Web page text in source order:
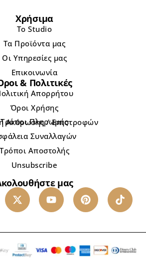
Χρήσιμα
Το Studio
Τα Προϊόντα μας
Οι Υπηρεσίες μας
Επικοινωνία
& Πολιτικές
Απορρήτου
Όροι Χρήσης
Ακύρωσης / Επιστροφών
Τρόποι Πληρωμής
Συναλλαγών
Τρόποι Αποστολής
Unsubscribe
μας